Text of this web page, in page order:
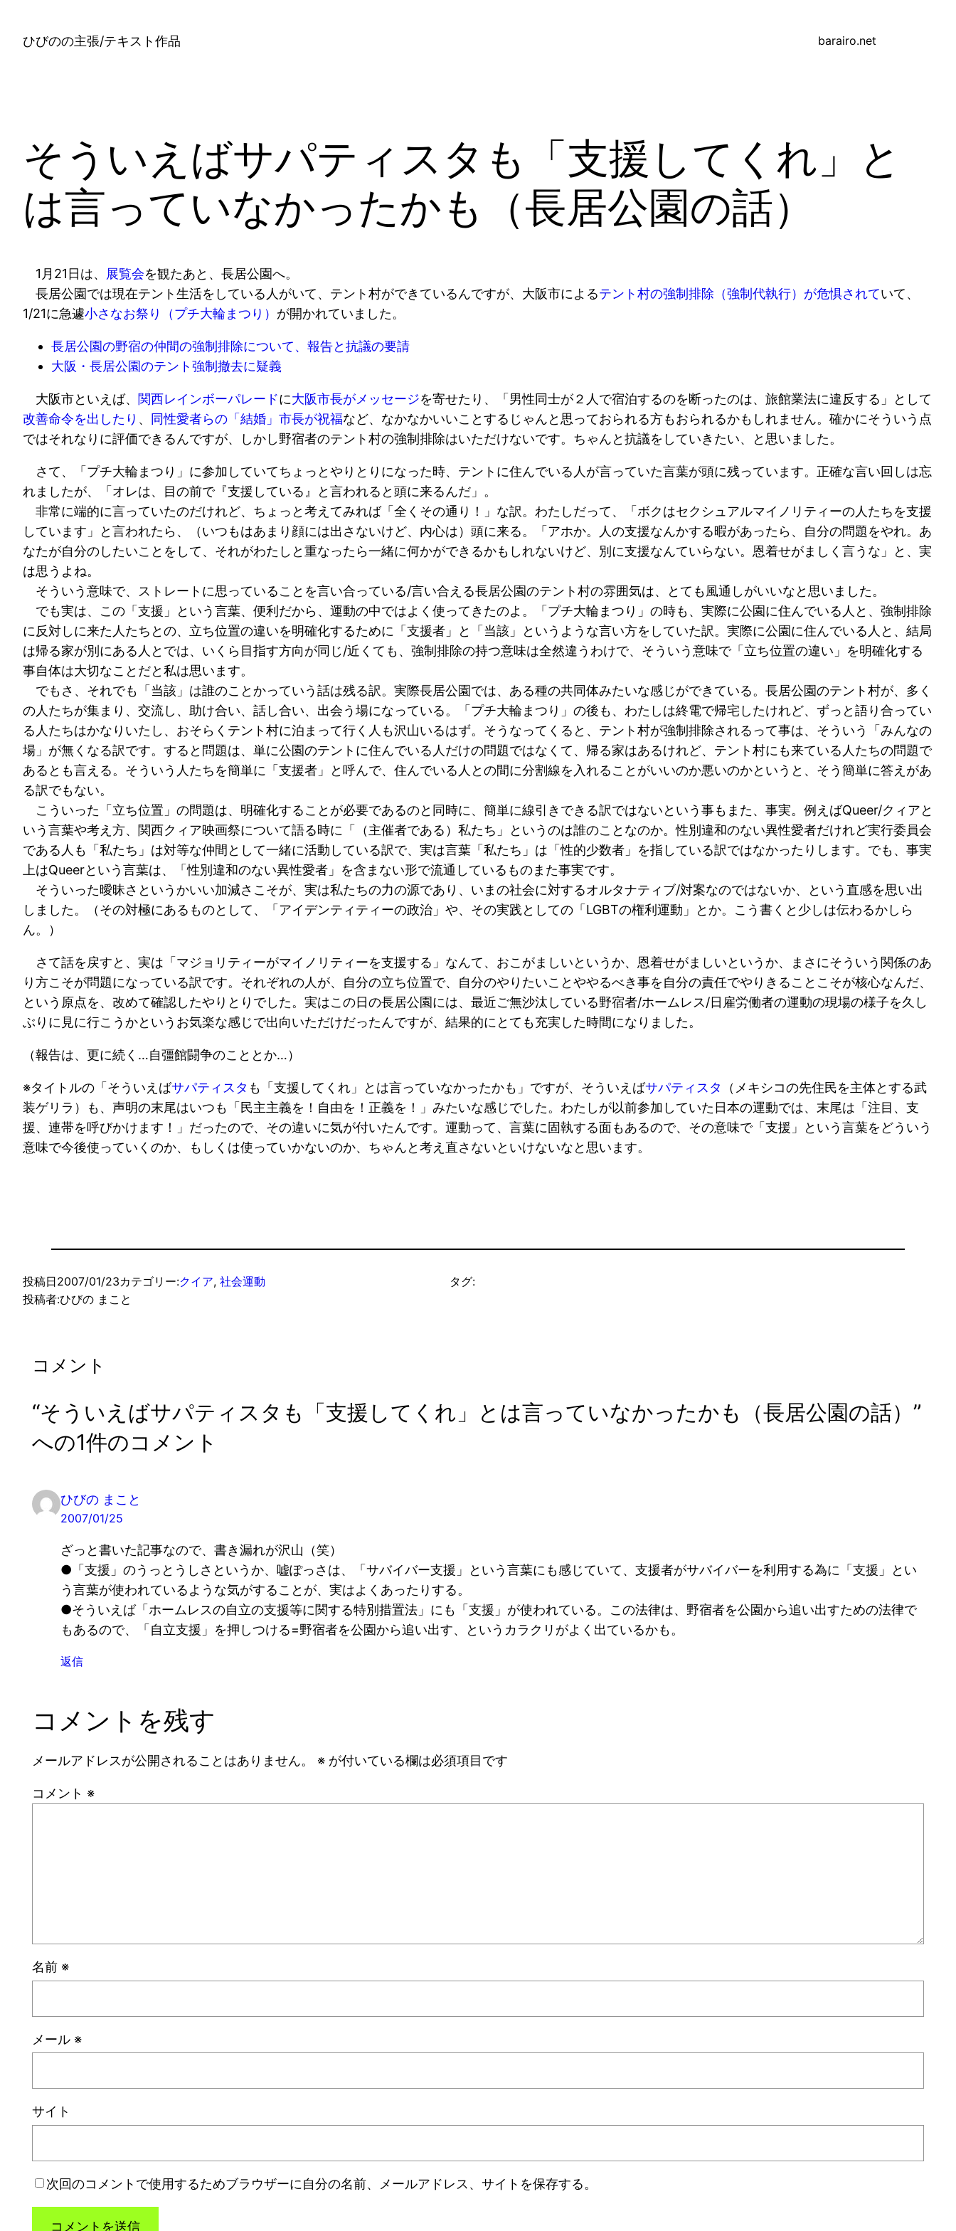
ひびのの主張/テキスト作品 barairo.net
そういえばサパティスタも「支援してくれ」と
は言っていなかったかも（長居公園の話）
1月21日は、 展覧会を観たあと、長居公園へ。
長居公園では現在テント生活をしている人がいて、テント村ができているんですが、大阪市によるテント村の強制排除（強制代執行）が危惧されていて、
1/21に急遽小さなお祭り（プチ大輪まつり） が開かれていました。
長居公園の野宿の仲間の強制排除について、報告と抗議の要請
大阪・長居公園のテント強制撤去に疑義
大阪市といえば、 関西レインボーパレードに大阪市長がメッセージを寄せたり、「男性同士が２人で宿泊するのを断ったのは、旅館業法に違反する」として
改善命令を出したり 、 同性愛者らの「結婚」市長が祝福など、なかなかいいことするじゃんと思っておられる方もおられるかもしれません。確かにそういう点
ではそれなりに評価できるんですが、しかし野宿者のテント村の強制排除はいただけないです。ちゃんと抗議をしていきたい、と思いました。
さて、「プチ大輪まつり」に参加していてちょっとやりとりになった時、テントに住んでいる人が言っていた言葉が頭に残っています。正確な言い回しは忘
れましたが、「オレは、目の前で『支援している』と言われると頭に来るんだ」。
非常に端的に言っていたのだけれど、ちょっと考えてみれば「全くその通り！」な訳。わたしだって、「ボクはセクシュアルマイノリティーの人たちを支援
しています」と言われたら、（いつもはあまり顔には出さないけど、内心は）頭に来る。「アホか。人の支援なんかする暇があったら、自分の問題をやれ。あ
なたが自分のしたいことをして、それがわたしと重なったら一緒に何かができるかもしれないけど、別に支援なんていらない。恩着せがましく言うな」と、実
は思うよね。
そういう意味で、ストレートに思っていることを言い合っている/言い合える長居公園のテント村の雰囲気は、とても風通しがいいなと思いました。
でも実は、この「支援」という言葉、便利だから、運動の中ではよく使ってきたのよ。「プチ大輪まつり」の時も、実際に公園に住んでいる人と、強制排除
に反対しに来た人たちとの、立ち位置の違いを明確化するために「支援者」と「当該」というような言い方をしていた訳。実際に公園に住んでいる人と、結局
は帰る家が別にある人とでは、いくら目指す方向が同じ/近くても、強制排除の持つ意味は全然違うわけで、そういう意味で「立ち位置の違い」を明確化する
事自体は大切なことだと私は思います。
でもさ、それでも「当該」は誰のことかっていう話は残る訳。実際長居公園では、ある種の共同体みたいな感じができている。長居公園のテント村が、多く
の人たちが集まり、交流し、助け合い、話し合い、出会う場になっている。「プチ大輪まつり」の後も、わたしは終電で帰宅したけれど、ずっと語り合ってい
る人たちはかなりいたし、おそらくテント村に泊まって行く人も沢山いるはず。そうなってくると、テント村が強制排除されるって事は、そういう「みんなの
場」が無くなる訳です。すると問題は、単に公園のテントに住んでいる人だけの問題ではなくて、帰る家はあるけれど、テント村にも来ている人たちの問題で
あるとも言える。そういう人たちを簡単に「支援者」と呼んで、住んでいる人との間に分割線を入れることがいいのか悪いのかというと、そう簡単に答えがあ
る訳でもない。
こういった「立ち位置」の問題は、明確化することが必要であるのと同時に、簡単に線引きできる訳ではないという事もまた、事実。例えばQueer/クィアと
いう言葉や考え方、関西クィア映画祭について語る時に「（主催者である）私たち」というのは誰のことなのか。性別違和のない異性愛者だけれど実行委員会
である人も「私たち」は対等な仲間として一緒に活動している訳で、実は言葉「私たち」は「性的少数者」を指している訳ではなかったりします。でも、事実
上はQueerという言葉は、「性別違和のない異性愛者」を含まない形で流通しているものまた事実です。
そういった曖昧さというかいい加減さこそが、実は私たちの力の源であり、いまの社会に対するオルタナティブ/対案なのではないか、という直感を思い出
しました。（その対極にあるものとして、「アイデンティティーの政治」や、その実践としての「LGBTの権利運動」とか。こう書くと少しは伝わるかしら
ん。）
さて話を戻すと、実は「マジョリティーがマイノリティーを支援する」なんて、おこがましいというか、恩着せがましいというか、まさにそういう関係のあ
り方こそが問題になっている訳です。それぞれの人が、自分の立ち位置で、自分のやりたいことややるべき事を自分の責任でやりきることこそが核心なんだ、
という原点を、改めて確認したやりとりでした。実はこの日の長居公園には、最近ご無沙汰している野宿者/ホームレス/日雇労働者の運動の現場の様子を久し
ぶりに見に行こうかというお気楽な感じで出向いただけだったんですが、結果的にとても充実した時間になりました。
（報告は、更に続く…自彊館闘争のこととか…）
※タイトルの「そういえばサパティスタ も「支援してくれ」とは言っていなかったかも」ですが、そういえばサパティスタ
（メキシコの先住民を主体とする武
装ゲリラ）も、声明の末尾はいつも「民主主義を！自由を！正義を！」みたいな感じでした。わたしが以前参加していた日本の運動では、末尾は「注目、支
援、連帯を呼びかけます！」だったので、その違いに気が付いたんです。運動って、言葉に固執する面もあるので、その意味で「支援」という言葉をどういう
意味で今後使っていくのか、もしくは使っていかないのか、ちゃんと考え直さないといけないなと思います。
投稿日2007/01/23カテゴリー:クイア, 社会運動
投稿者:ひびの まこと
タグ:
コメント
“そういえばサパティスタも「支援してくれ」とは言っていなかったかも（長居公園の話）”
への1件のコメント
ひびの まこと
2007/01/25
ざっと書いた記事なので、書き漏れが沢山（笑）
●「支援」のうっとうしさというか、嘘ぽっさは、「サバイバー支援」という言葉にも感じていて、支援者がサバイバーを利用する為に「支援」とい
う言葉が使われているような気がすることが、実はよくあったりする。
●そういえば「ホームレスの自立の支援等に関する特別措置法」にも「支援」が使われている。この法律は、野宿者を公園から追い出すための法律で
もあるので、「自立支援」を押しつける=野宿者を公園から追い出す、というカラクリがよく出ているかも。
返信
コメントを残す
メールアドレスが公開されることはありません。 ※ が付いている欄は必須項目です
コメント ※
名前 ※
メール ※
サイト
次回のコメントで使用するためブラウザーに自分の名前、メールアドレス、サイトを保存する。